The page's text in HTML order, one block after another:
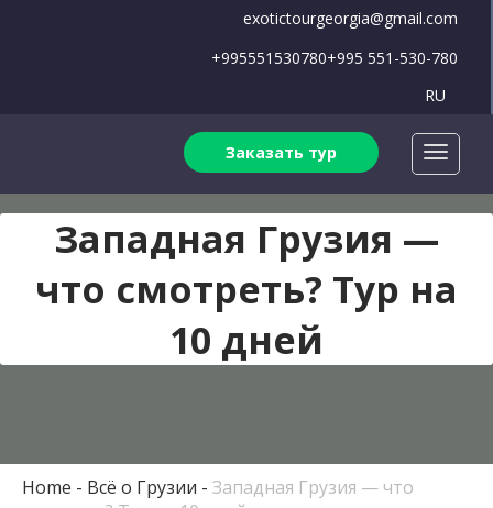
exotictourgeorgia@gmail.com
+995551530780+995 551-530-780
RU
Заказать тур
Западная Грузия —
что смотреть? Тур на
10 дней
Home Всё о Грузии
Западная Грузия — что